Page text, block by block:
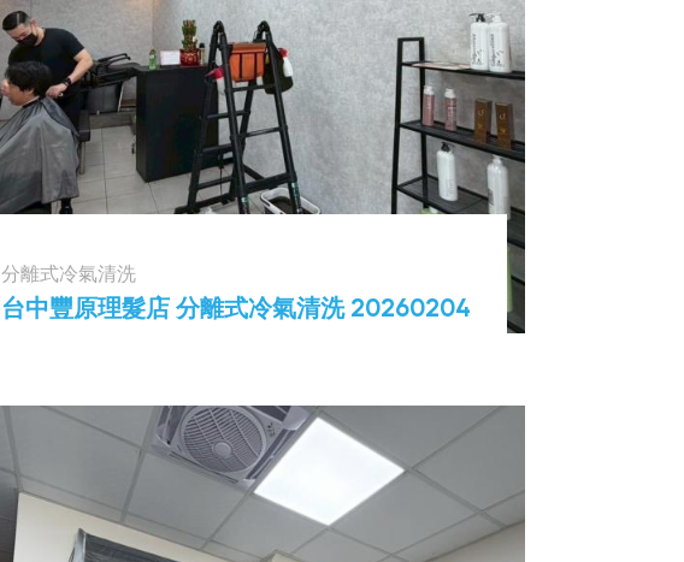
分離式冷氣清洗
台中豐原理髮店 分離式冷氣清洗 20260204